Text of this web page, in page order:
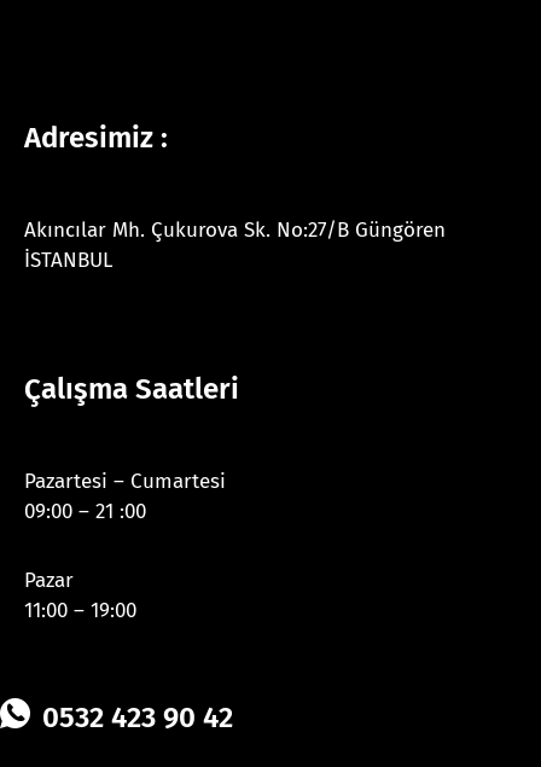
Adresimiz :
Akıncılar Mh. Çukurova Sk. No:27/B Güngören
İSTANBUL
Çalışma Saatleri
Pazartesi – Cumartesi
09:00 – 21 :00
Pazar
11:00 – 19:00
0532 423 90 42